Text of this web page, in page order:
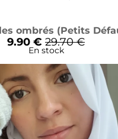
ombrés (Petits
9.90 € 29.70 €
En stock